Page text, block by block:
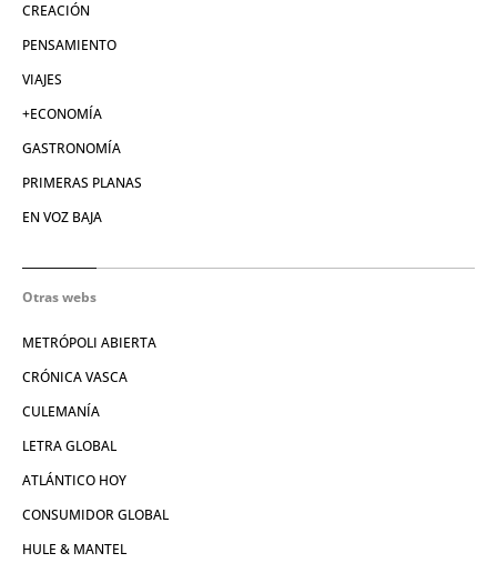
CREACIÓN
PENSAMIENTO
VIAJES
+ECONOMÍA
GASTRONOMÍA
PRIMERAS PLANAS
EN VOZ BAJA
Otras webs
METRÓPOLI ABIERTA
CRÓNICA VASCA
CULEMANÍA
LETRA GLOBAL
ATLÁNTICO HOY
CONSUMIDOR GLOBAL
HULE & MANTEL